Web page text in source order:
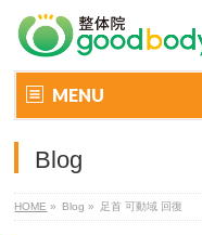
MENU
Blog
HOME » Blog » 足首 可動域 回復